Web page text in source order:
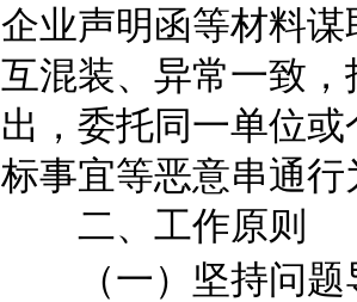
企业声明函等材料
互混装、异常一致
出，委托同一单位
标事宜等恶意串通行
二、工作原则
（一）坚持问题